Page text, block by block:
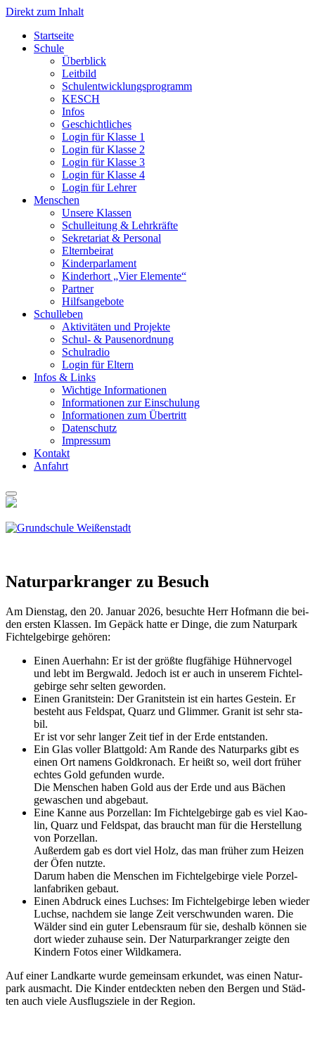
Direkt zum Inhalt
Start­sei­te
Schu­le
Über­blick
Leit­bild
Schul­ent­wick­lungs­pro­gramm
KESCH
Infos
Geschicht­li­ches
Log­in für Klas­se 1
Log­in für Klas­se 2
Log­in für Klas­se 3
Log­in für Klas­se 4
Log­in für Leh­rer
Men­schen
Unse­re Klas­sen
Schul­lei­tung & Lehr­kräf­te
Sekre­ta­ri­at & Per­so­nal
Eltern­bei­rat
Kin­der­par­la­ment
Kin­der­hort „Vier Ele­men­te“
Part­ner
Hilfs­an­ge­bo­te
Schul­le­ben
Akti­vi­tä­ten und Pro­jek­te
Schul- & Pau­sen­ord­nung
Schul­ra­dio
Log­in für Eltern
Infos & Links
Wich­ti­ge Infor­ma­tio­nen
Infor­ma­tio­nen zur Ein­schu­lung
Infor­ma­tio­nen zum Über­tritt
Daten­schutz
Impres­sum
Kon­takt
Anfahrt
Natur­park­ran­ger zu Besuch
Am Diens­tag, den 20. Janu­ar 2026, besuch­te Herr Hof­mann die bei­
den ers­ten Klas­sen. Im Gepäck hat­te er Din­ge, die zum Natur­park
Fich­tel­ge­bir­ge gehö­ren:
Einen Auer­hahn: Er ist der größ­te flug­fä­hi­ge Hüh­ner­vo­gel
und lebt im Berg­wald. Jedoch ist er auch in unse­rem Fich­tel­
ge­bir­ge sehr sel­ten gewor­den.
Einen Gra­nit­stein: Der Gra­nit­stein ist ein har­tes Gestein. Er
besteht aus Feld­spat, Quarz und Glim­mer. Gra­nit ist sehr sta­
bil.
Er ist vor sehr lan­ger Zeit tief in der Erde ent­stan­den.
Ein Glas vol­ler Blatt­gold: Am Ran­de des Natur­parks gibt es
einen Ort namens Gold­kro­nach. Er heißt so, weil dort frü­her
ech­tes Gold gefun­den wur­de.
Die Men­schen haben Gold aus der Erde und aus Bächen
gewa­schen und abge­baut.
Eine Kan­ne aus Por­zel­lan: Im Fich­tel­ge­bir­ge gab es viel Kao­
lin, Quarz und Feld­spat, das braucht man für die Her­stel­lung
von Por­zel­lan.
Außer­dem gab es dort viel Holz, das man frü­her zum Hei­zen
der Öfen nutz­te.
Dar­um haben die Men­schen im Fich­tel­ge­bir­ge vie­le Por­zel­
lan­fa­bri­ken gebaut.
Einen Abdruck eines Luch­ses: Im Fich­tel­ge­bir­ge leben wie­der
Luch­se, nach­dem sie lan­ge Zeit ver­schwun­den waren. Die
Wäl­der sind ein guter Lebens­raum für sie, des­halb kön­nen sie
dort wie­der zuhau­se sein. Der Natur­park­ran­ger zeig­te den
Kin­dern Fotos einer Wild­ka­me­ra.
Auf einer Land­kar­te wur­de gemein­sam erkun­det, was einen Natur­
park aus­macht. Die Kin­der ent­deck­ten neben den Ber­gen und Städ­
ten auch vie­le Aus­flugs­zie­le in der Regi­on.